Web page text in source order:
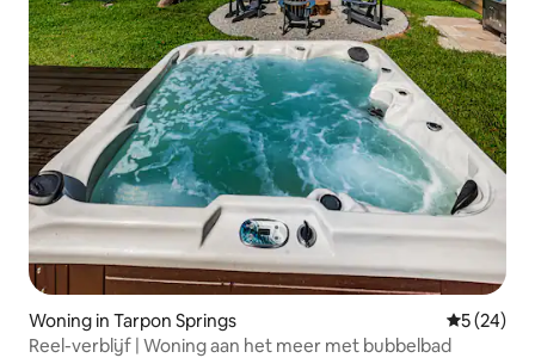
Woning in Tarpon Springs
5 (24)
Reel-verblijf | Woning aan het meer met bubbelbad